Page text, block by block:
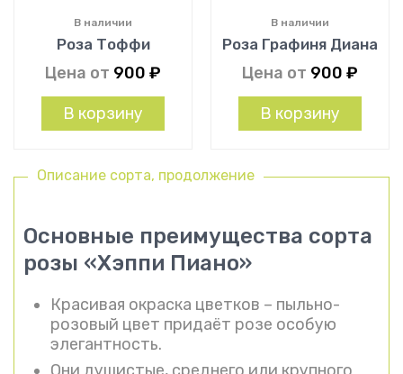
Описание сорта, продолжение
Основные преимущества сорта
розы «Хэппи Пиано»
Красивая окраска цветков – пыльно-
розовый цвет придаёт розе особую
элегантность.
Роза Тоффи
В наличии
Цена от 900 ₽
В корзину
Роза Графиня Диана
В наличии
Цена от 900 ₽
В корзину